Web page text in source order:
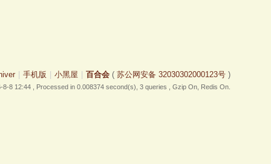
手机版 小黑屋 百合会( 苏公网安备 32030302000123号)
8-8 12:44, Processed in 0.008374 second(s), 3 queries , Gzip On, Redis On.